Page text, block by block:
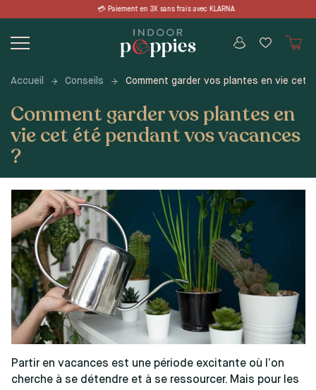
content
sans frais avec KLARNA 📦
Accueil Conseils Comment garder vos plantes en vie cet
Comment garder vos plantes en
vie cet été pendant vos vacances
?
Partir en vacances est une période excitante où l’on
cherche à se détendre et à se ressourcer. Mais pour les